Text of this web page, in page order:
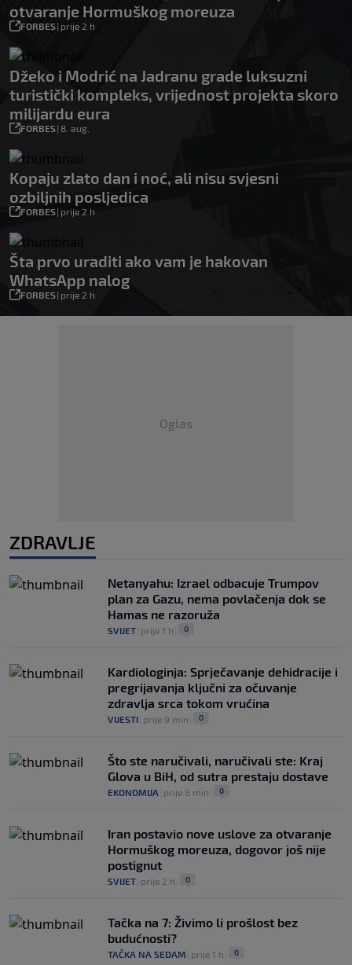
otvaranje Hormuškog moreuza
FORBES| prije 2 h
Džeko i Modrić na Jadranu grade luksuzni
turistički kompleks, vrijednost projekta skoro
milijardu eura
FORBES| 8. aug.
Kopaju zlato dan i noć, ali nisu svjesni
ozbiljnih posljedica
FORBES| prije 2 h
Šta prvo uraditi ako vam je hakovan
WhatsApp nalog
FORBES| prije 2 h
Oglas
ZDRAVLJE
Netanyahu: Izrael odbacuje Trumpov
plan za Gazu, nema povlačenja dok se
Hamas ne razoruža
SVIJET prije 1 h 0
Kardiologinja: Sprječavanje dehidracije i
pregrijavanja ključni za očuvanje
zdravlja srca tokom vrućina
VIJESTI prije 9 min 0
Što ste naručivali, naručivali ste: Kraj
Glova u BiH, od sutra prestaju dostave
EKONOMIJA prije 8 min 0
Iran postavio nove uslove za otvaranje
Hormuškog moreuza, dogovor još nije
postignut
SVIJET prije 2 h 0
Tačka na 7: Živimo li prošlost bez
budućnosti?
TAČKA NA SEDAM prije 1 h 0